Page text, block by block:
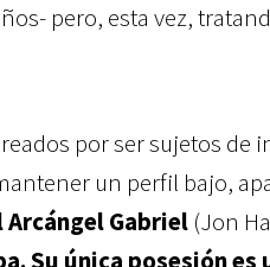
pero, esta vez,
por ser sujetos de
un perfil bajo,
Arcángel Gabriel (Jon
Su única posesión